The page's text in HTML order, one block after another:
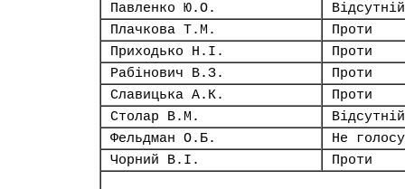
Павленко Ю.О.
Відсутній
Плачкова Т.М.
Проти
Приходько Н.І.
Проти
Рабінович В.З.
Проти
Славицька А.К.
Проти
Столар В.М.
Відсутній
Фельдман О.Б.
Не
Чорний В.І.
Проти